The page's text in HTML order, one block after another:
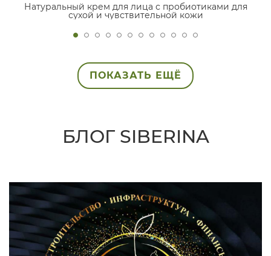
Натуральный крем для лица с пробиотиками для
сухой и чувствительной кожи
ПОКАЗАТЬ ЕЩЁ
БЛОГ SIBERINA